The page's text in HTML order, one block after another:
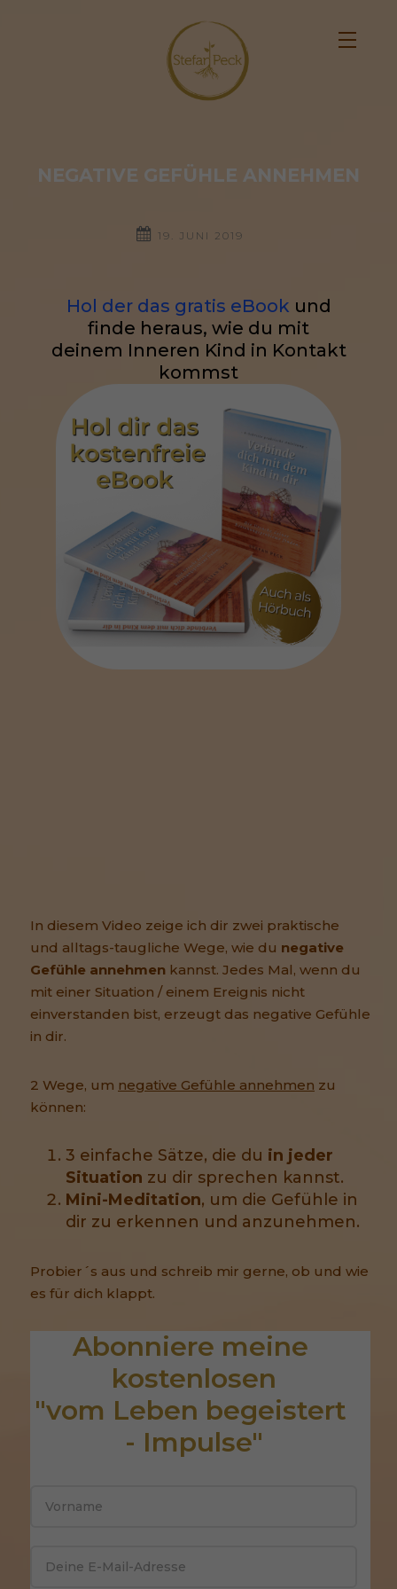
NEGATIVE GEFÜHLE ANNEHMEN
19. JUNI 2019
Hol der das gratis eBook und
finde heraus, wie du mit
deinem Inneren Kind in Kontakt
kommst
In diesem Video zeige ich dir zwei praktische
und alltags-taugliche Wege, wie du negative
Gefühle annehmen kannst. Jedes Mal, wenn du
mit einer Situation / einem Ereignis nicht
einverstanden bist, erzeugt das negative Gefühle
in dir.
2 Wege, um negative Gefühle annehmen zu
können:
3 einfache Sätze, die du in jeder
Situation zu dir sprechen kannst.
Mini-Meditation, um die Gefühle in
dir zu erkennen und anzunehmen.
Probier´s aus und schreib mir gerne, ob und wie
es für dich klappt.
Abonniere meine
kostenlosen
"vom Leben begeistert
- Impulse"